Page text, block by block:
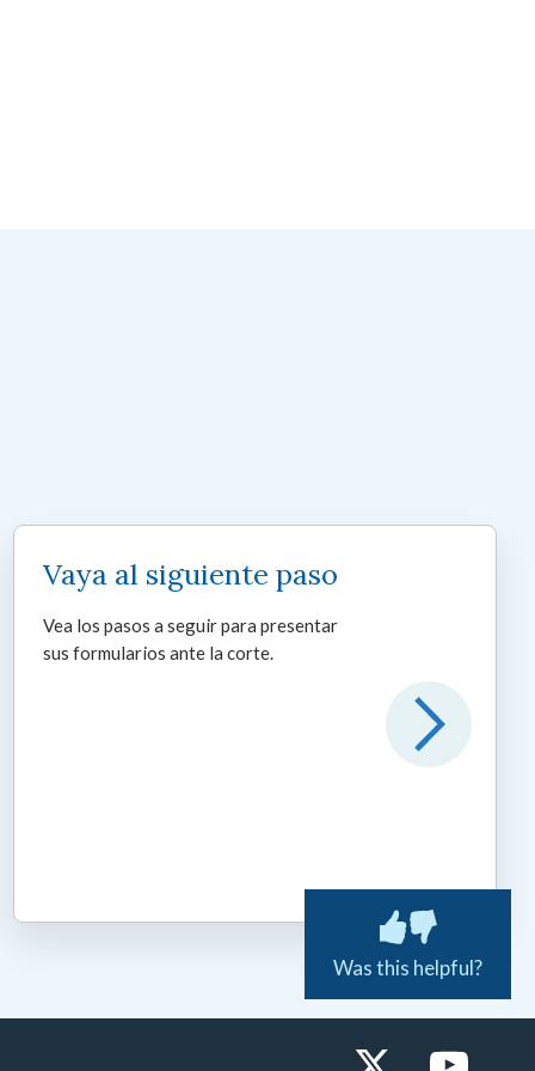
Vaya al siguiente paso
Vea los pasos a seguir para presentar
sus formularios ante la corte.
Was this helpful?